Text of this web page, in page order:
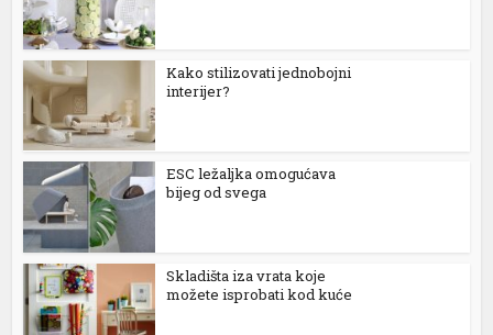
Kako stilizovati jednobojni
interijer?
ESC ležaljka omogućava
bijeg od svega
Skladišta iza vrata koje
možete isprobati kod kuće